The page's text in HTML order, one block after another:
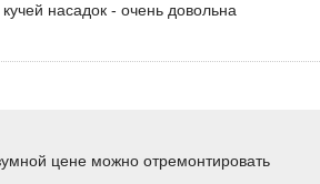
насадок - очень довольна
цене можно отремонтировать